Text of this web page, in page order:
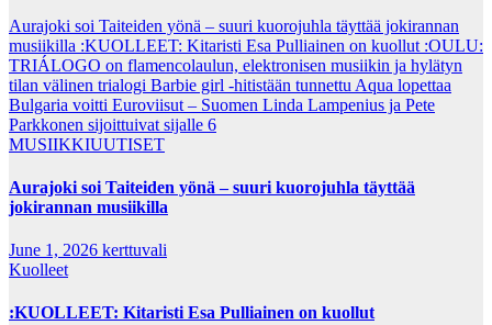
Aurajoki soi Taiteiden yönä – suuri kuorojuhla täyttää jokirannan
musiikilla :KUOLLEET: Kitaristi Esa Pulliainen on kuollut :OULU:
TRIÁLOGO on flamencolaulun, elektronisen musiikin ja hylätyn
tilan välinen trialogi Barbie girl -hitistään tunnettu Aqua lopettaa
Bulgaria voitti Euroviisut – Suomen Linda Lampenius ja Pete
Parkkonen sijoittuivat sijalle 6
MUSIIKKIUUTISET
Aurajoki soi Taiteiden yönä – suuri kuorojuhla täyttää
jokirannan musiikilla
June 1, 2026 kerttuvali
Kuolleet
:KUOLLEET: Kitaristi Esa Pulliainen on kuollut